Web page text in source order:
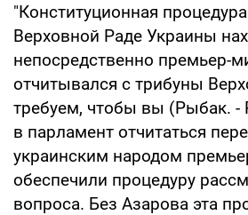
"Конституционная
Верховной Раде Украины
непосредственно премьер-
отчитывался с трибуны
требуем, чтобы вы (Рыбак. -
в парламент отчитаться
украинским народом
обеспечили процедуру
вопроса. Без Азарова эта